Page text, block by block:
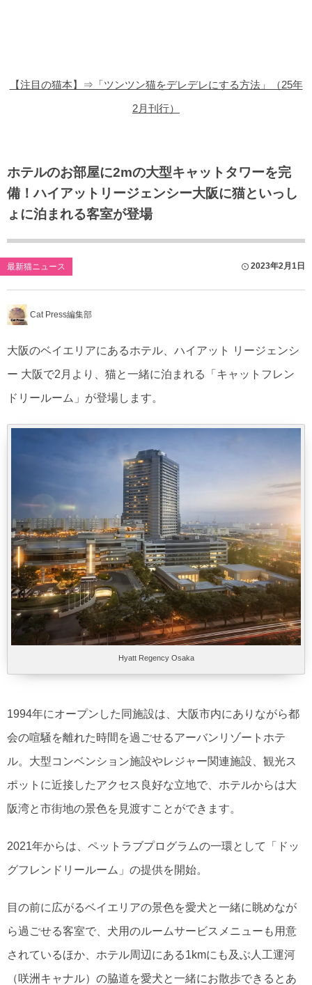
【注目の猫本】⇒「ツンツン猫をデレデレにする方法」（25年
2月刊行）
ホテルのお部屋に2mの大型キャットタワーを完
備！ハイアットリージェンシー大阪に猫といっし
ょに泊まれる客室が登場
最新猫ニュース 2023年2月1日
Cat Press編集部
大阪のベイエリアにあるホテル、ハイアット リージェンシ
ー 大阪で2月より、猫と一緒に泊まれる「キャットフレン
ドリールーム」が登場します。
Hyatt Regency Osaka
1994年にオープンした同施設は、大阪市内にありながら都
会の喧騒を離れた時間を過ごせるアーバンリゾートホテ
ル。大型コンベンション施設やレジャー関連施設、観光ス
ポットに近接したアクセス良好な立地で、ホテルからは大
阪湾と市街地の景色を見渡すことができます。
2021年からは、ペットラブプログラムの一環として「ドッ
グフレンドリールーム」の提供を開始。
目の前に広がるベイエリアの景色を愛犬と一緒に眺めなが
ら過ごせる客室で、犬用のルームサービスメニューも用意
されているほか、ホテル周辺にある1kmにも及ぶ人工運河
（咲洲キャナル）の脇道を愛犬と一緒にお散歩できるとあ
猫のゲーム・アプリ
猫のフリー写真素材